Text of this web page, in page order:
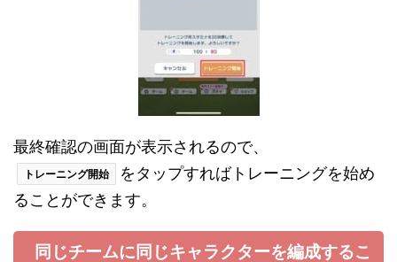
最終確認の画面が表示されるので、
トレーニング開始
をタップすればトレーニングを始め
ることができます。
同じチームに同じキャラクターを編成するこ